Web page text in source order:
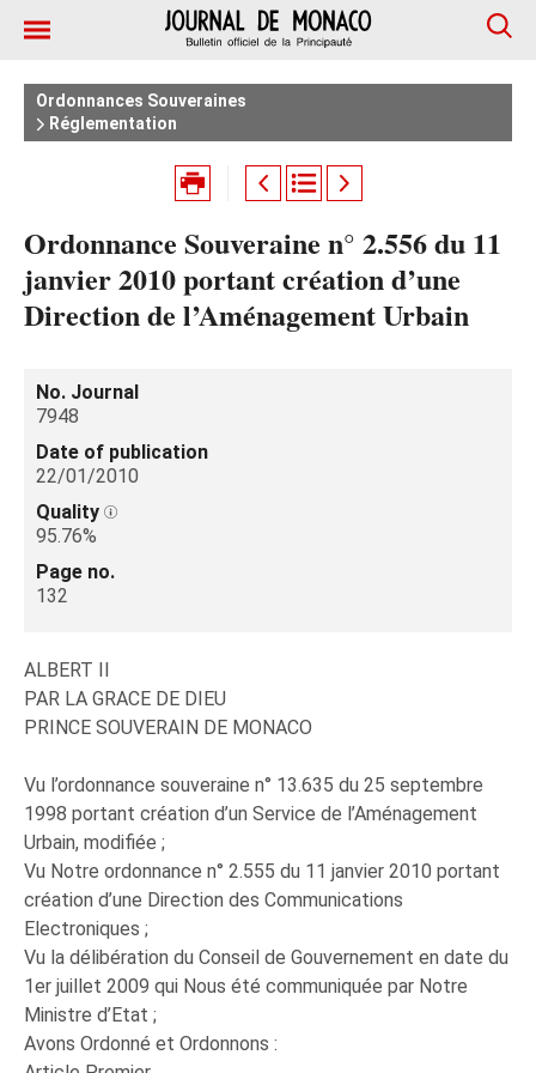
Ordonnances Souveraines
Réglementation
Ordonnance Souveraine n° 2.556 du 11
janvier 2010 portant création d’une
Direction de l’Aménagement Urbain
No. Journal
7948
Date of publication
22/01/2010
Quality
95.76%
Page no.
132
ALBERT II
PAR LA GRACE DE DIEU
PRINCE SOUVERAIN DE MONACO
Vu l’ordonnance souveraine n° 13.635 du 25 septembre
1998 portant création d’un Service de l’Aménagement
Urbain, modifiée ;
Vu Notre ordonnance n° 2.555 du 11 janvier 2010 portant
création d’une Direction des Communications
Electroniques ;
Vu la délibération du Conseil de Gouvernement en date du
1er juillet 2009 qui Nous été communiquée par Notre
Ministre d’Etat ;
Avons Ordonné et Ordonnons :